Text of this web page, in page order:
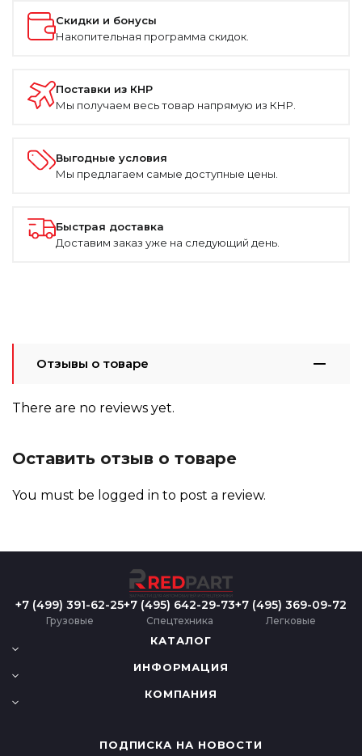
Скидки и бонусы
Накопительная программа скидок.
Поставки из КНР
Мы получаем весь товар напрямую из КНР.
Выгодные условия
Мы предлагаем самые доступные цены.
Быстрая доставка
Доставим заказ уже на следующий день.
Отзывы о товаре
There are no reviews yet.
Оставить отзыв о товаре
You must be logged in to post a review.
+7 (499) 391-62-25
Грузовые
+7 (495) 642-29-73
Спецтехника
+7 (495) 369-09-72
Легковые
КАТАЛОГ
ИНФОРМАЦИЯ
КОМПАНИЯ
ПОДПИСКА НА НОВОСТИ